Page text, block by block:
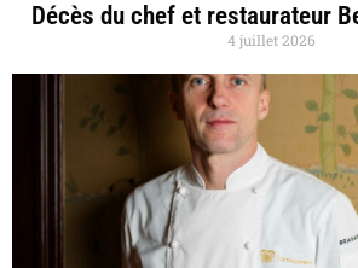
Décès du chef et restaurateur
4 juillet 2026